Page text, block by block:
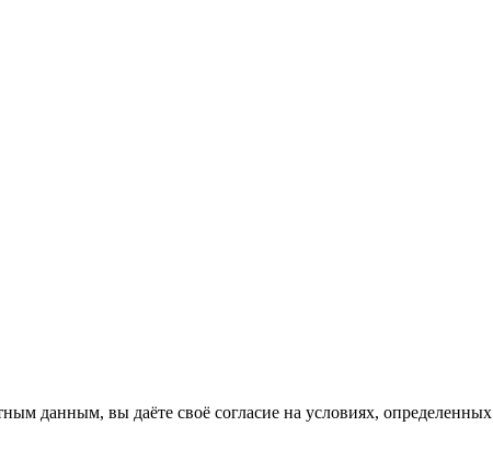
данным, вы даёте своё согласие на условиях, определенных